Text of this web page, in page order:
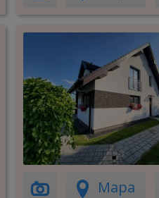
Mapa